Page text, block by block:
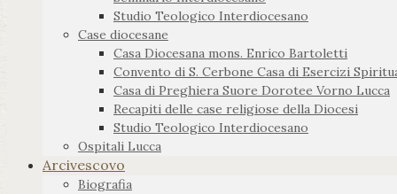
Studio Teologico Interdiocesano
Case diocesane
Casa Diocesana mons. Enrico Bartoletti
Convento di S. Cerbone Casa di Esercizi
Casa di Preghiera Suore Dorotee Vorno Lucca
Recapiti delle case religiose della Diocesi
Studio Teologico Interdiocesano
Ospitali Lucca
Arcivescovo
Biografia